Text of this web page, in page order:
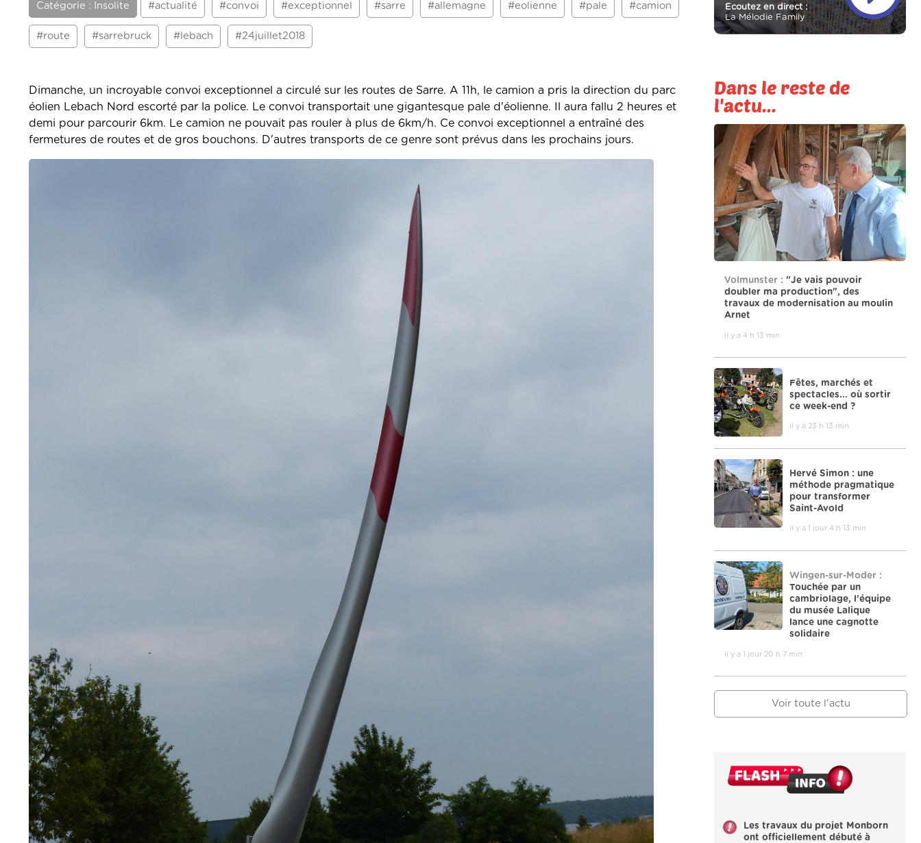
Catégorie : Insolite #actualité #convoi #exceptionnel #sarre #allemagne #eolienne #pale #camion
#route #sarrebruck #lebach #24juillet2018
Dimanche, un incroyable convoi exceptionnel a circulé sur les routes de Sarre. A 11h, le camion a pris la direction du parc
éolien Lebach Nord escorté par la police. Le convoi transportait une gigantesque pale d'éolienne. Il aura fallu 2 heures et
demi pour parcourir 6km. Le camion ne pouvait pas rouler à plus de 6km/h. Ce convoi exceptionnel a entraîné des
fermetures de routes et de gros bouchons. D'autres transports de ce genre sont prévus dans les prochains jours.
Ecoutez en direct :
La Mélodie Family
Dans le reste de
l'actu...
Volmunster : "Je vais pouvoir
doubler ma production", des
travaux de modernisation au moulin
Arnet
il y a 4 h 13 min
Fêtes, marchés et
spectacles... où sortir
ce week-end ?
il y a 23 h 13 min
Hervé Simon : une
méthode pragmatique
pour transformer
Saint-Avold
il y a 1 jour 4 h 13 min
Wingen-sur-Moder :
Touchée par un
cambriolage, l’équipe
du musée Lalique
lance une cagnotte
solidaire
il y a 1 jour 20 h 7 min
Voir toute l'actu
Les travaux du projet Monborn
ont officiellement débuté à